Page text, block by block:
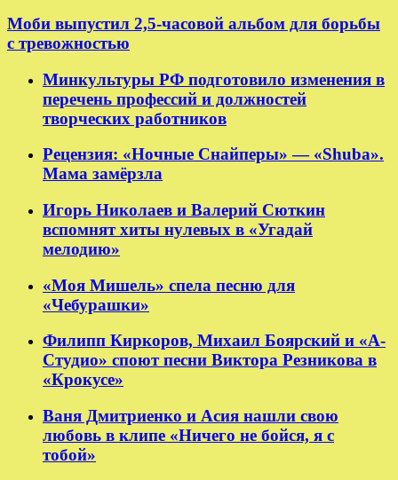
Моби выпустил 2,5-часовой альбом для борьбы
с тревожностью
Минкультуры РФ подготовило изменения в
перечень профессий и должностей
творческих работников
Рецензия: «Ночные Снайперы» — «Shuba».
Мама замёрзла
Игорь Николаев и Валерий Сюткин
вспомнят хиты нулевых в «Угадай
мелодию»
«Моя Мишель» спела песню для
«Чебурашки»
Филипп Киркоров, Михаил Боярский и «А-
Студио» споют песни Виктора Резникова в
«Крокусе»
Ваня Дмитриенко и Асия нашли свою
любовь в клипе «Ничего не бойся, я с
тобой»